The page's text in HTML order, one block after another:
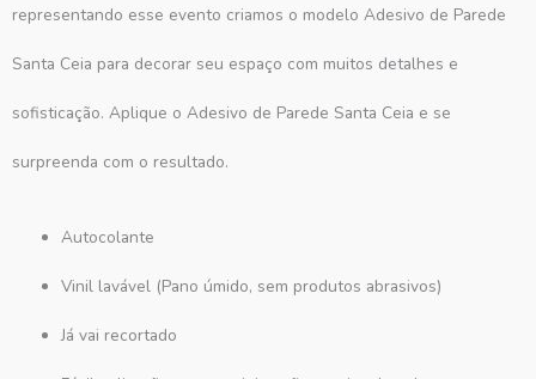
representando esse evento criamos o modelo Adesivo de Parede
Santa Ceia para decorar seu espaço com muitos detalhes e
sofisticação. Aplique o Adesivo de Parede Santa Ceia e se
surpreenda com o resultado.
Autocolante
Vinil lavável (Pano úmido, sem produtos abrasivos)
Já vai recortado